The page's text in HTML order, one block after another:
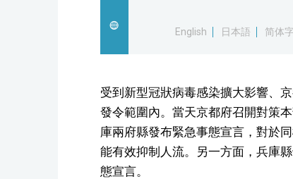
English
日本語 简体
受到新型冠狀病毒感染擴大影響、
發令範圍內。當天京都府召開對策
庫兩府縣發布緊急事態宣言，對於
能有效抑制人流。另一方面，兵庫
態宣言。